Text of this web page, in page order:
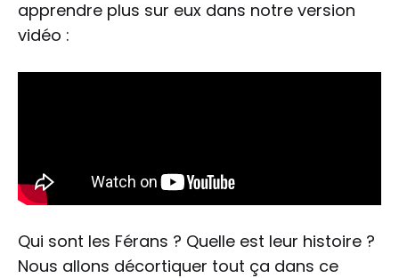
apprendre plus sur eux dans notre version
vidéo :
Qui sont les Férans ? Quelle est leur histoire ?
Nous allons décortiquer tout ça dans ce